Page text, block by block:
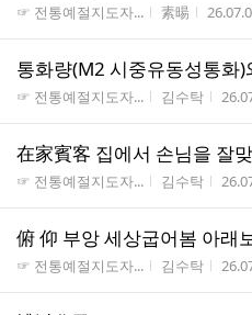
게시판명
☞ 전통예절지도자... 작성자
素暘 작성시
통화량(M2 시중유동성통화
게시판명
☞ 전통예절지도자... 작성자
김수탁 작성
在家賓客 집에서 손님을 잘
게시판명
☞ 전통예절지도자... 작성자
김수탁 작성
俯 仰 부앙 세상굽어봄 아래
게시판명
☞ 전통예절지도자... 작성자
김수탁 작성